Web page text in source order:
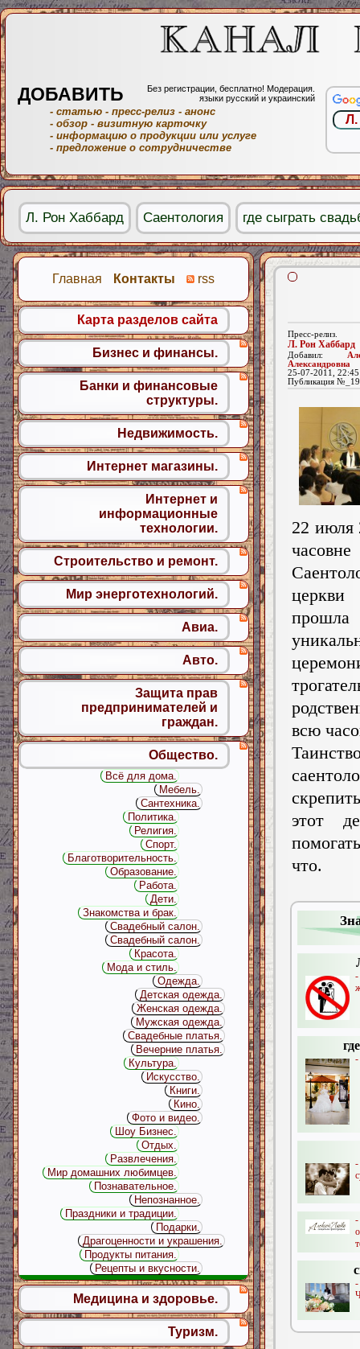
Пресс-релиз.
Л. Рон Хаббард
Добавил:
Александровна
25-07-2011,
Публикация
-
-
-
22 июля
часовне
прошла
всю
этот
что.
Главная Контакты rss
Карта разделов сайта
Бизнес и финансы.
Банки и финансовые
структуры.
Недвижимость.
Интернет магазины.
Интернет и
информационные
технологии.
Строительство и ремонт.
Мир энерготехнологий.
Авиа.
Авто.
Защита прав
предпринимателей и
граждан.
Общество.
Всё для дома.
Мебель.
Сантехника.
Политика.
Религия.
Спорт.
Благотворительность.
Образование.
Работа.
Дети.
Знакомства и брак.
Свадебный салон.
Свадебный салон.
Красота.
Мода и стиль.
Одежда.
Детская одежда.
Женская одежда.
Мужская одежда.
Свадебные платья.
Вечерние платья.
Культура.
Искусство.
Книги.
Кино.
Фото и видео.
Шоу Бизнес.
Отдых.
Развлечения.
Мир домашних любимцев.
Познавательное.
Непознанное.
Праздники и традиции.
Подарки.
Драгоценности и украшения.
Продукты питания.
Рецепты и вкусности.
Медицина и здоровье.
Туризм.
ДОБАВИТЬ
Без регистрации, бесплатно! Модерация.
языки русский и украинский
- статью - пресс-релиз - анонс
- обзор - визитную карточку
- информацию о продукции или услуге
- предложение о сотрудничестве
Л. Рон Хаббард Саентология где сыграть